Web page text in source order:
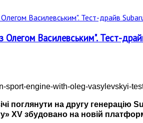
з Олегом Василевським". Тест-
поглянути на другу генерацію
XV збудовано на новій